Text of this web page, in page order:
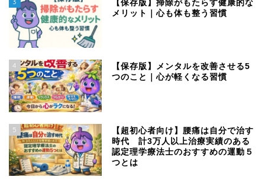
【保存版】掃除がもたらす健康的な
メリット｜心も体も整う習慣
4
【保存版】メンタルを改善させる5
つのこと｜心が軽くなる習慣
5
【超初心者向け】腰痛は自分で治す
時代 計3万人以上治療実績のある
認定理学療法士のおすすめの運動５
つとは